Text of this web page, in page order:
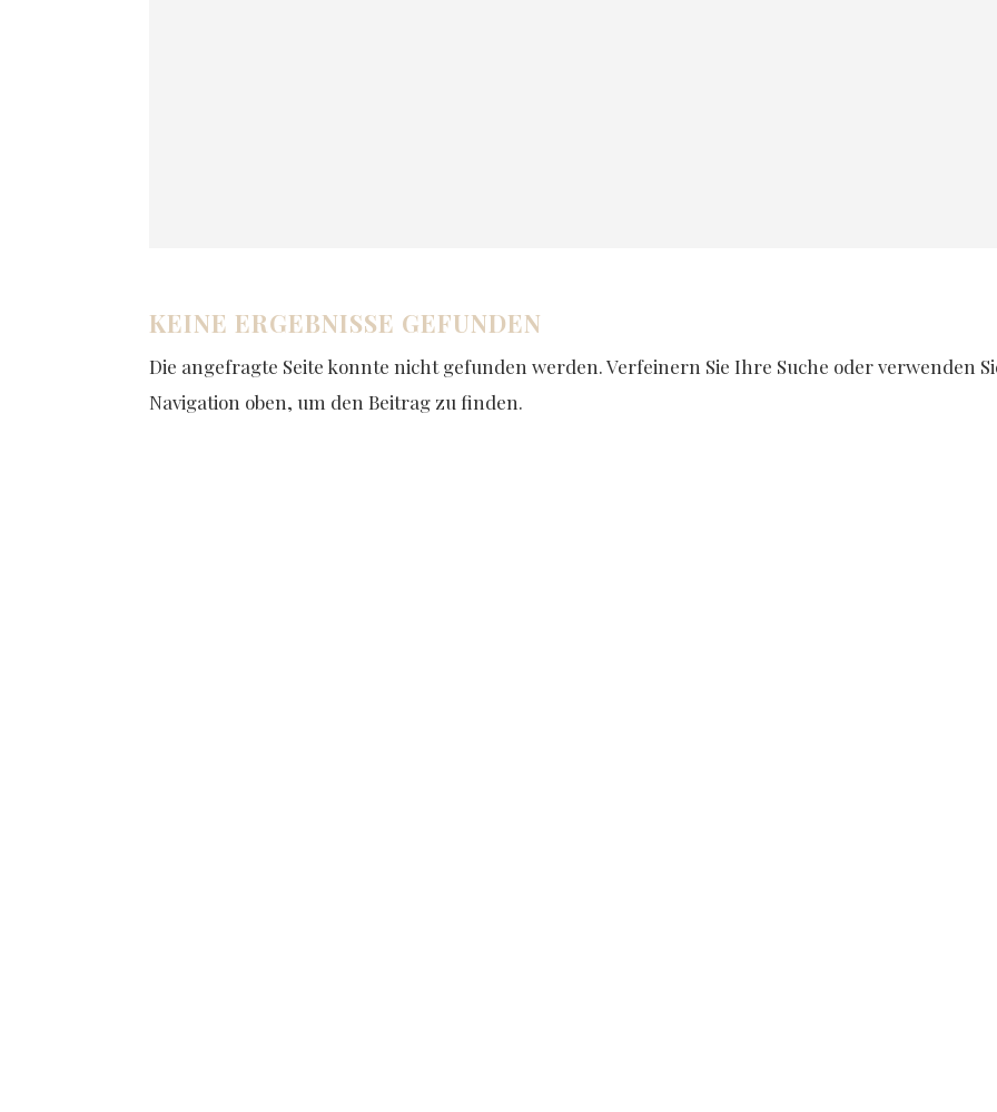
KEINE ERGEBNISSE GEFUNDEN
Die angefragte Seite konnte nicht gefunden werden. Verfeinern Sie Ihre Suche oder verwenden
Navigation oben, um den Beitrag zu finden.